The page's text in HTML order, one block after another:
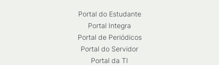
Portal do Estudante
Portal Integra
Portal de Periódicos
Portal do Servidor
Portal da TI